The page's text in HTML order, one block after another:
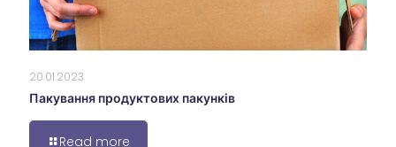
20.01.2023
Пакування продуктових пакунків
Read more